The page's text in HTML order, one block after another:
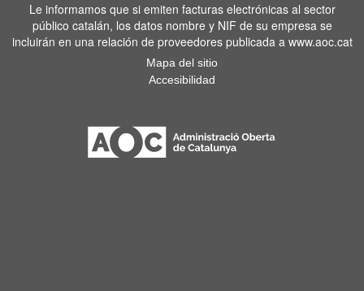
Le informamos que si emiten facturas electrónicas al sector
público catalán, los datos nombre y NIF de su empresa se
incluirán en una relación de proveedores publicada a www.aoc.cat
Mapa del sitio
Accesibilidad